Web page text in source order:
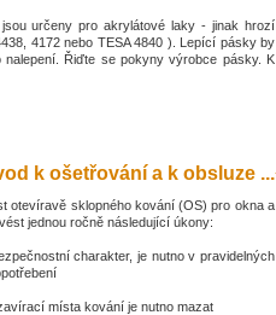
určeny pro akrylátové laky - jinak hrozí
4172 nebo TESA 4840 ). Lepící pásky by
Řiďte se pokyny výrobce pásky. K
k ošetřování a k obsluze ...
otevíravě sklopného kování (OS) pro okna a
jednou ročně následující úkony:
charakter, je nutno v pravidelných
místa kování je nutno mazat